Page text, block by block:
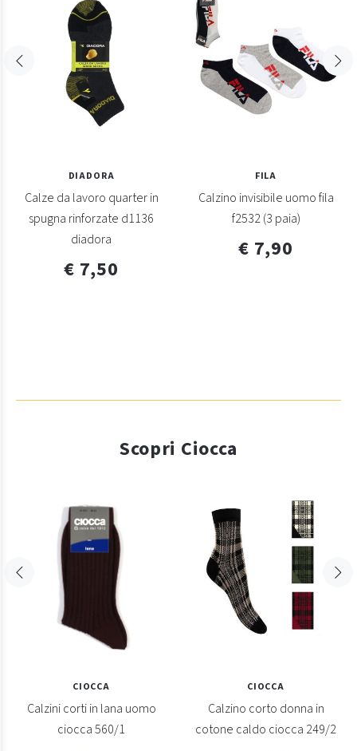
DIADORA
Calze da lavoro quarter in
spugna rinforzate d1136
diadora
€ 7,50
FILA
Calzino invisibile uomo fila
f2532 (3 paia)
€ 7,90
Scopri Ciocca
CIOCCA
Calzini corti in lana uomo
ciocca 560/1
CIOCCA
Calzino corto donna in
cotone caldo ciocca 249/2